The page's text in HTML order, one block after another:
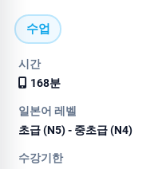
수업
시간
168분
일본어 레벨
초급 (N5) - 중초급 (N4)
수강기한